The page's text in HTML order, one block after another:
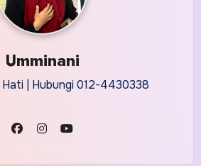
Umminani
| Hubungi 012-4430338